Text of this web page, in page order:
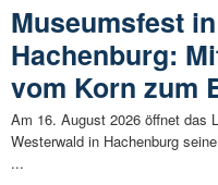
Museumsfest in
Hachenburg:
vom Korn zum
Am 16. August 2026 öffnet das
Westerwald in Hachenburg
...